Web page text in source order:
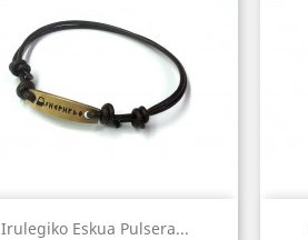
Irulegiko Eskua Pulsera...